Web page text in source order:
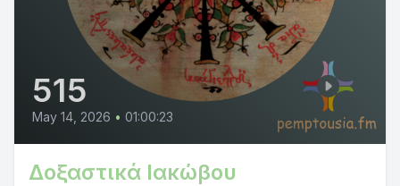
515
May 14, 2026 • 01:00:23
Δοξαστικά Ιακώβου